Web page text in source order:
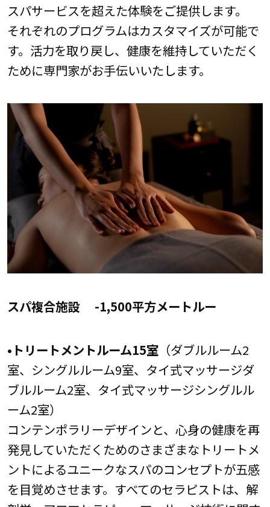
スパサービスを超えた体験をご提供します。
それぞれのプログラムはカスタマイズが可能で
す。活力を取り戻し、健康を維持していただく
ために専門家がお手伝いいたします。
スパ複合施設 -1,500平方メートルー
•トリートメントルーム15室（ダブルルーム2
室、シングルルーム9室、タイ式マッサージダ
ブルルーム2室、タイ式マッサージシングルル
ーム2室）
コンテンポラリーデザインと、心身の健康を再
発見していただくためのさまざまなトリートメ
ントによるユニークなスパのコンセプトが五感
を目覚めさせます。すべてのセラピストは、解